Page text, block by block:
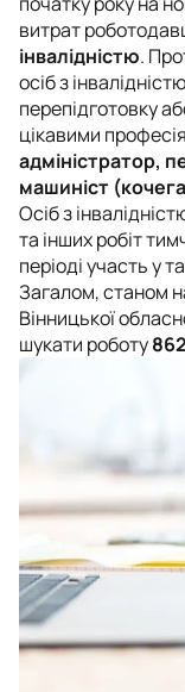
витрат
інвалідністю.
осіб з
перепідготовку
цікавими
адміністратор,
машиніст
Осіб з
та інших робіт
періоді участь у
Загалом, станом
Вінницької
шукати роботу